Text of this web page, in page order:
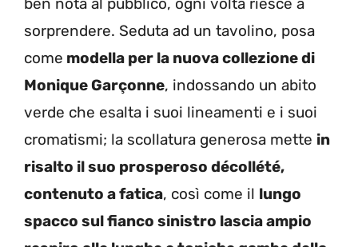
sorprendere. Seduta ad un tavolino, posa
come modella per la nuova collezione di
Monique Garçonne, indossando un abito
verde che esalta i suoi lineamenti e i suoi
cromatismi; la scollatura generosa mette in
risalto il suo prosperoso décollété,
contenuto a fatica, così come il lungo
spacco sul fianco sinistro lascia ampio